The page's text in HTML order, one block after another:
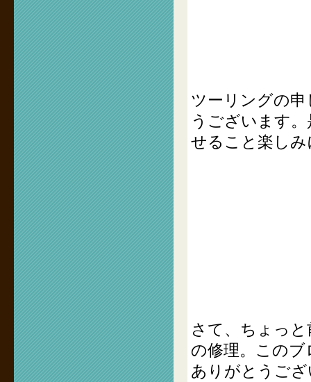
ツーリングの
うございます
せること楽し
さて、ちょっ
の修理。この
ありがとうご